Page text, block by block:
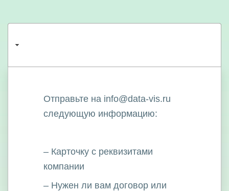
Отправьте на info@data-vis.ru
следующую информацию:
– Карточку с реквизитами
компании
– Нужен ли вам договор или